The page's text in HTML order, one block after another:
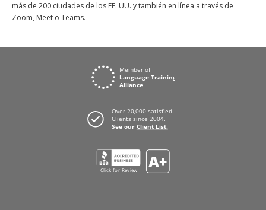
más de 200 ciudades de los EE. UU. y también en línea a través de
Zoom, Meet o Teams.